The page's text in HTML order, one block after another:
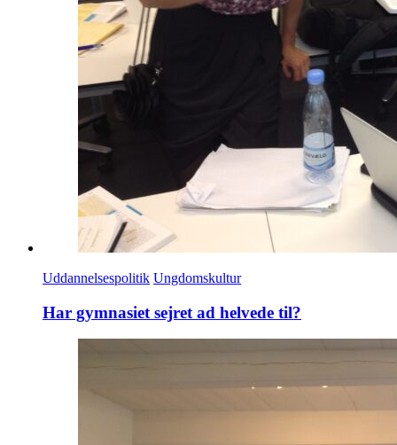
Uddannelsespolitik Ungdomskultur
Har gymnasiet sejret ad helvede til?